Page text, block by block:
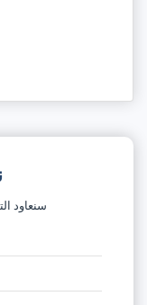
سنعاود